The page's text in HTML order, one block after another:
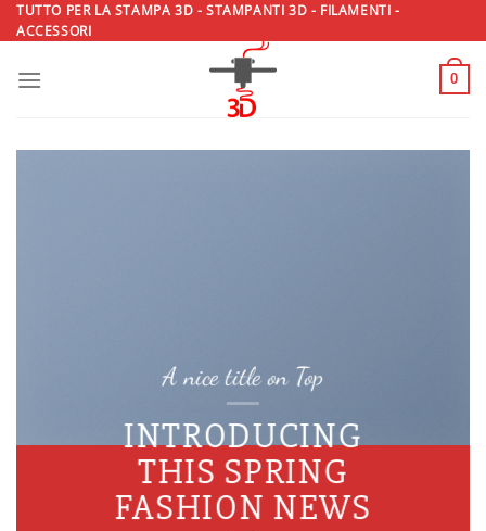
Salta
ai
TUTTO PER LA STAMPA 3D - STAMPANTI 3D - FILAMENTI -
ACCESSORI
0
A nice title on Top
INTRODUCING
THIS SPRING
FASHION NEWS